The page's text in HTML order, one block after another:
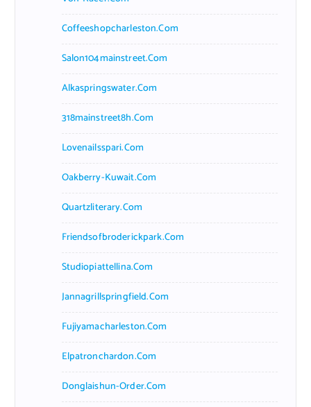
Coffeeshopcharleston.com
Salon104mainstreet.com
Alkaspringswater.com
318mainstreet8h.com
Lovenailsspari.com
Oakberry-Kuwait.com
Quartzliterary.com
Friendsofbroderickpark.com
Studiopiattellina.com
Jannagrillspringfield.com
Fujiyamacharleston.com
Elpatronchardon.com
Donglaishun-Order.com